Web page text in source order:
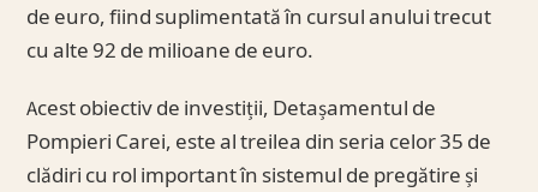
de euro, fiind suplimentată în cursul anului trecut
cu alte 92 de milioane de euro.
Acest obiectiv de investiții, Detașamentul de
Pompieri Carei, este al treilea din seria celor 35 de
clădiri cu rol important în sistemul de pregătire și